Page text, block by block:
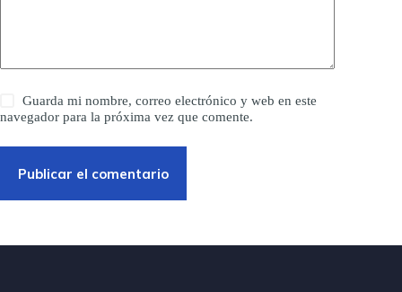
Guarda mi nombre, correo electrónico y web en este
navegador para la próxima vez que comente.
Publicar el comentario